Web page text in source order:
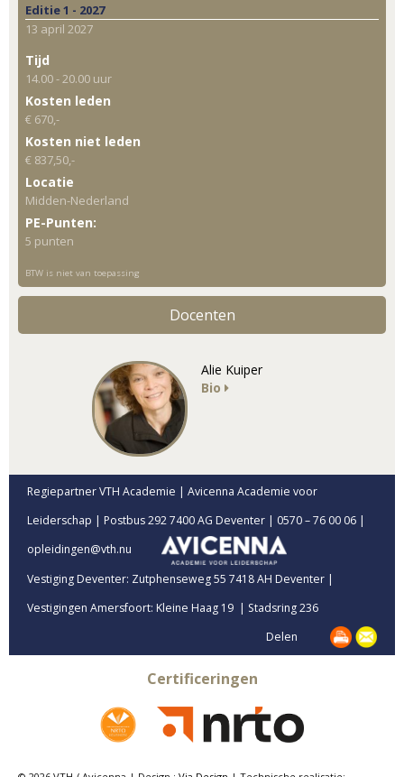
Editie 1 - 2027
13 april 2027
Tijd
14.00 - 20.00 uur
Kosten leden
€ 670,-
Kosten niet leden
€ 837,50,-
Locatie
Midden-Nederland
PE-Punten:
5 punten
BTW is niet van toepassing
Docenten
Alie Kuiper
Bio
Regiepartner VTH Academie | Avicenna Academie voor
Leiderschap | Postbus 292 7400 AG Deventer | 0570 – 76 00 06 |
opleidingen@vth.nu
Vestiging Deventer: Zutphenseweg 55 7418 AH Deventer |
Vestigingen Amersfoort: Kleine Haag 19 | Stadsring 236
Delen
Certificeringen